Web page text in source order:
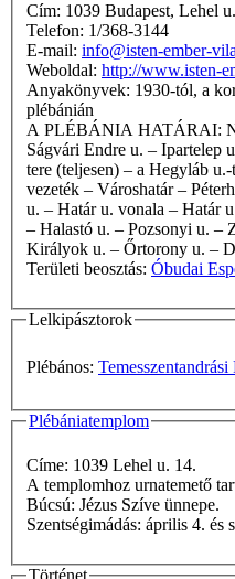
Cím: 1039 Budapest, Lehel
Telefon: 1/368-3144
E-mail: info@isten-ember-
Weboldal: http://www.isten-
Anyakönyvek: 1930-tól, a korábbiak a Bp.-Békásmegyeri
plébánián
A PLÉBÁNIA HATÁRAI: Névtelen u. – Királyok útja –
Ságvári Endre u. – Ipartelep
tere (teljesen) – a Hegyláb
vezeték – Városhatár –
u. – Határ u. vonala – Határ
– Halastó u. – Pozsonyi u. –
Királyok u. – Őrtorony u. –
Területi beosztás: Óbudai
Lelkipásztorok
Plébános: Temesszentandrási
Plébániatemplom
Címe: 1039 Lehel u. 14.
A templomhoz urnatemető
Búcsú: Jézus Szíve ünnepe.
Szentségimádás:
Történet